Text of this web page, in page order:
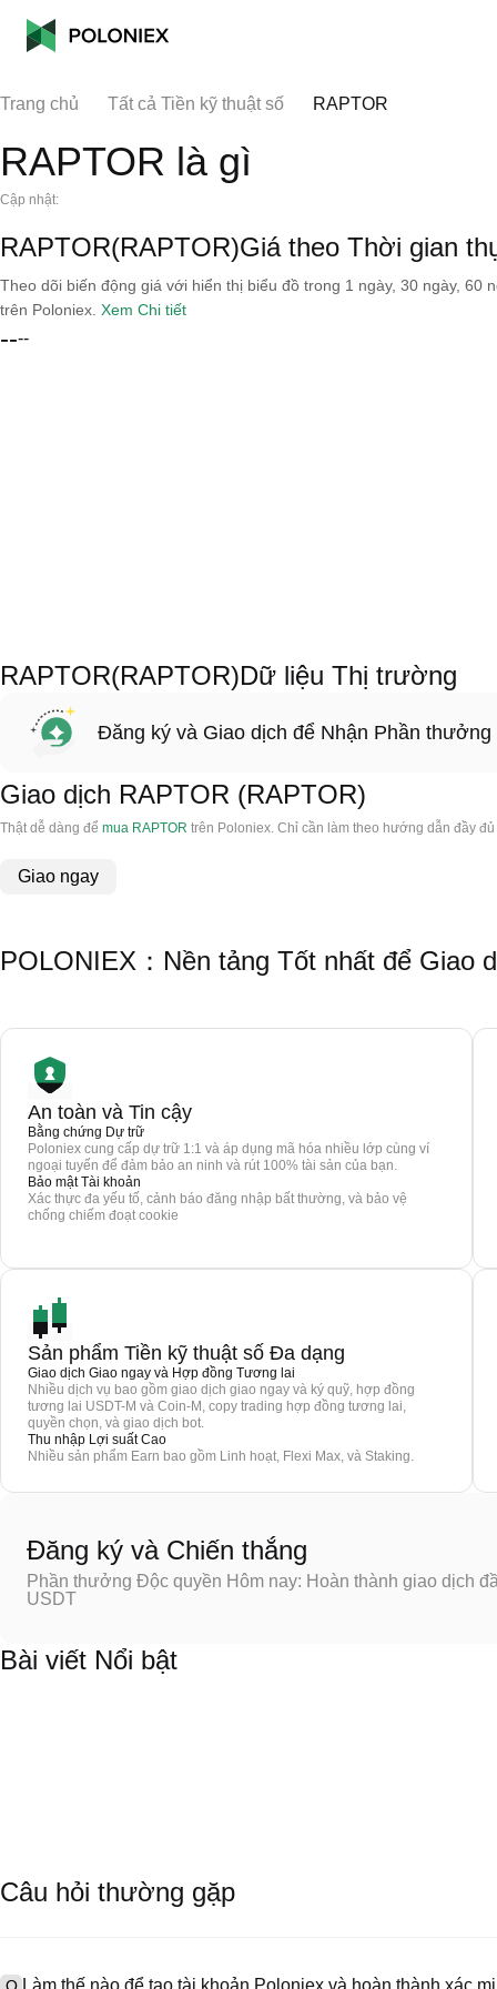
Trang chủ Tất cả Tiền kỹ thuật số RAPTOR
RAPTOR là gì
Cập nhật:
RAPTOR(RAPTOR)Giá theo Thời gian
Theo dõi biến động giá với hiển thị biểu đồ trong 1 ngày, 30 ngày,
trên Poloniex. Xem Chi tiết
----
RAPTOR(RAPTOR)Dữ liệu Thị trường
Đăng ký và Giao dịch để Nhận Phần thưởng
Giao dịch RAPTOR (RAPTOR)
Thật dễ dàng để mua RAPTOR trên Poloniex. Chỉ cần làm theo hướng dẫn đầy
Giao ngay
POLONIEX：Nền tảng Tốt nhất để Giao
An toàn và Tin cậy
Bằng chứng Dự trữ
Poloniex cung cấp dự trữ 1:1 và áp dụng mã hóa nhiều lớp cùng ví
ngoại tuyến để đảm bảo an ninh và rút 100% tài sản của bạn.
Bảo mật Tài khoản
Xác thực đa yếu tố, cảnh báo đăng nhập bất thường, và bảo vệ
chống chiếm đoạt cookie
Sản phẩm Tiền kỹ thuật số Đa dạng
Giao dịch Giao ngay và Hợp đồng Tương lai
Nhiều dịch vụ bao gồm giao dịch giao ngay và ký quỹ, hợp đồng
tương lai USDT-M và Coin-M, copy trading hợp đồng tương lai,
quyền chọn, và giao dịch bot.
Thu nhập Lợi suất Cao
Nhiều sản phẩm Earn bao gồm Linh hoạt, Flexi Max, và Staking.
Đăng ký và Chiến thắng
Phần thưởng Độc quyền Hôm nay: Hoàn thành giao dịch
USDT
Bài viết Nổi bật
Câu hỏi thường gặp
Làm thế nào để tạo tài khoản Poloniex và hoàn thành xác